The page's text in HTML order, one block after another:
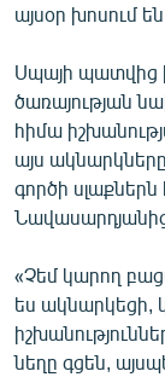
այսօր խոսում
Սպայի պատվից
ծառայության
հիմա
այս
գործի սլաքներն
«Չեմ կարող
ես ակնարկեցի,
նեղը գցեն,